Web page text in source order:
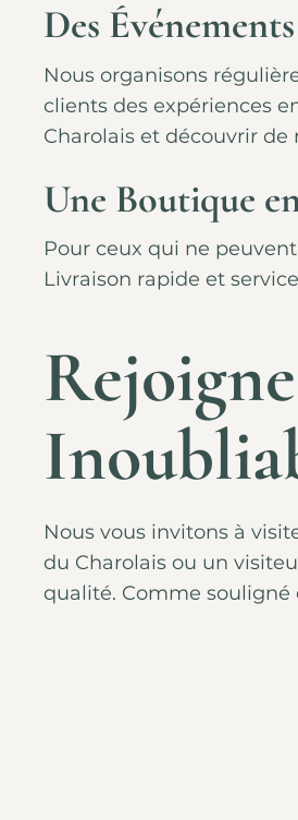
Des
Nous organisons
clients des expériences
Charolais et découvrir de
Une Boutique
Pour ceux qui ne
Livraison rapide et
Nous vous invitons à
du Charolais ou un
qualité. Comme souligné